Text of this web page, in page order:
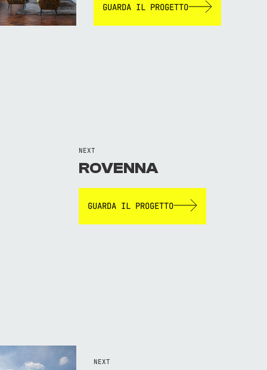
GUARDA IL PROGETTO
NEXT
ROVENNA
GUARDA IL PROGETTO
NEXT